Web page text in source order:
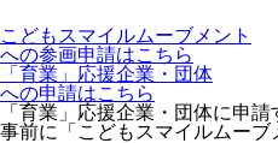
こどもスマイルムーブメント
への参画申請はこちら
「育業」応援企業・団体
への申請はこちら
「育業」応援企業・団体に申請
事前に「こどもスマイルムーブ